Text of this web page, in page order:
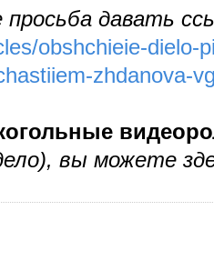
просьба давать
obshchieie-dielo-
zhdanova-
вы можете